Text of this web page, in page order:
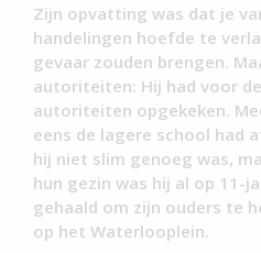
Zijn opvatting was dat je
handelingen hoefde te
gevaar zouden brengen.
autoriteiten: Hij had voor
autoriteiten opgekeken.
eens de lagere school had
hij niet slim genoeg was,
hun gezin was hij al op 11-
gehaald om zijn ouders te
op het Waterlooplein.